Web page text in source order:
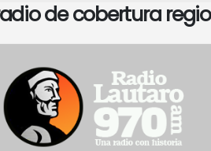
de cobertura